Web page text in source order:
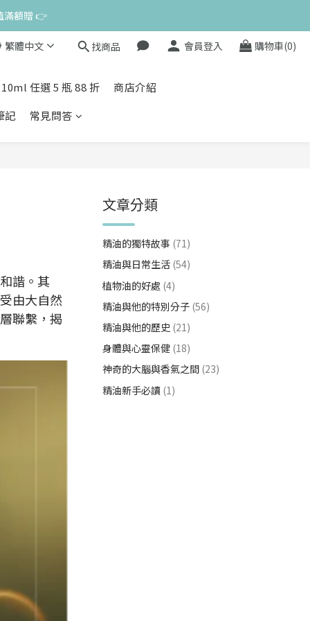
滿額贈 👉
訊小編哦 👉
繁體中文 找商品 會員登入 購物車(0)
任選 5 瓶 88 折
商店介紹
記
常見問答
諧。其
由大自然
聯繫，揭
文章分類
精油的獨特故事 (71)
精油與日常生活 (54)
植物油的好處 (4)
精油與他的特別分子 (56)
精油與他的歷史 (21)
身體與心靈保健 (18)
神奇的大腦與香氣之間 (23)
精油新手必讀 (1)